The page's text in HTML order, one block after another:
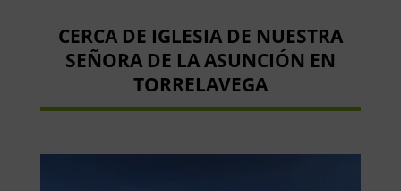
CERCA DE IGLESIA DE NUESTRA
SEÑORA DE LA ASUNCIÓN EN
TORRELAVEGA